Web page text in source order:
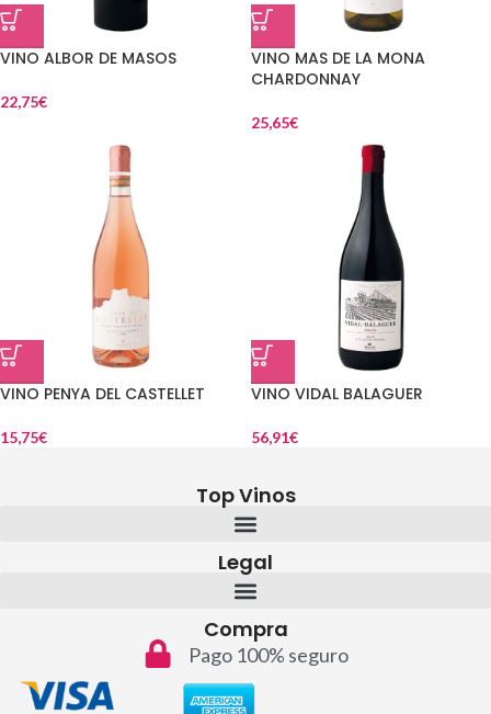
VINO ALBOR DE MASOS
22,75€
VINO MAS DE LA MONA
CHARDONNAY
25,65€
VINO PENYA DEL CASTELLET
15,75€
VINO VIDAL BALAGUER
56,91€
Top Vinos
Legal
Compra
Pago 100% seguro